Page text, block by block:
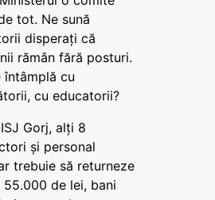
tot. Ne sună
disperați că
rămân fără posturi.
întâmplă cu
cu educatorii?
Gorj, alți 8
și personal
trebuie să returneze
55.000 de lei, bani